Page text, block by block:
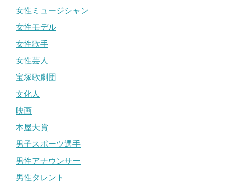
女性ミュージシャン
女性モデル
女性歌手
女性芸人
宝塚歌劇団
文化人
映画
本屋大賞
男子スポーツ選手
男性アナウンサー
男性タレント